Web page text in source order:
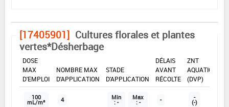
[17405901] Cultures florales et plantes
vertes*Désherbage
DOSE
MAX
D'EMPLOI
NOMBRE MAX
D'APPLICATION
STADE
D'APPLICATION
DÉLAIS
AVANT
RÉCOLTE
ZNT
AQUATIQUE
(DVP)
100
mL/m² 4 Min
: -
Max
: - - -
(-)